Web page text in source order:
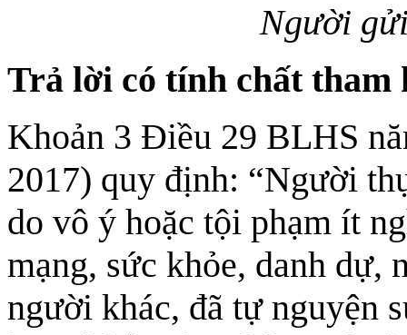
Người
Trả lời có tính chất tham
Khoản 3 Điều 29 BLHS
2017) quy định: “Người
do vô ý hoặc tội phạm ít
mạng, sức khỏe, danh dự,
người khác, đã tự nguyện